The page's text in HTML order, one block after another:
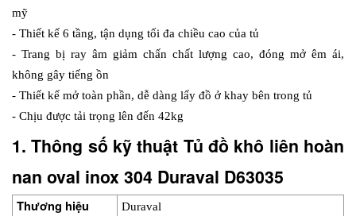
mỹ
- Thiết kế 6 tầng, tận dụng tối đa chiều cao của tủ
- Trang bị ray âm giảm chấn chất lượng cao, đóng mở êm ái,
không gây tiếng ồn
- Thiết kế mở toàn phần, dễ dàng lấy đồ ở khay bên trong tủ
- Chịu được tải trọng lên đến 42kg
1. Thông số kỹ thuật Tủ đồ khô liên hoàn
nan oval inox 304 Duraval D63035
Thương hiệu Duraval